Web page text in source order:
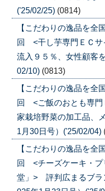
('25/02/25) (0814)
【こだわりの逸品を全
回 <干し芋専門ＥＣ
流入９５％、女性顧客
02/10) (0813)
【こだわりの逸品を全
回 <ご飯のおとも専
家栽培野菜の加工品、
1月30日号）('25/02/04)
【こだわりの逸品を全
回 <チーズケーキ・プ
堂」> 評判広まるブラ